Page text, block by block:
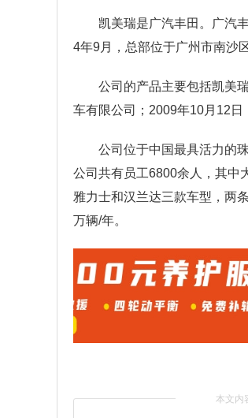
凯美瑞是广汽丰田。广汽
4年9月，总部位于广州市南沙区
公司的产品主要包括凯美
车有限公司；2009年10月12日
公司位于中国最具活力的
公司共有员工6800余人，其中
雅力士和汉兰达三款车型，两
万辆/年。
本文内